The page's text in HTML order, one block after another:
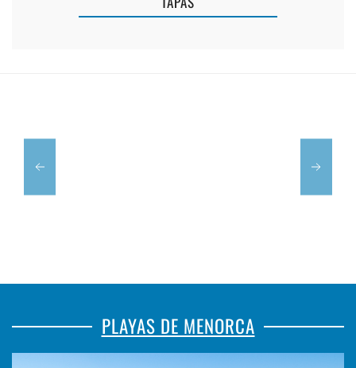
BRUC
PLAYAS DE MENORCA